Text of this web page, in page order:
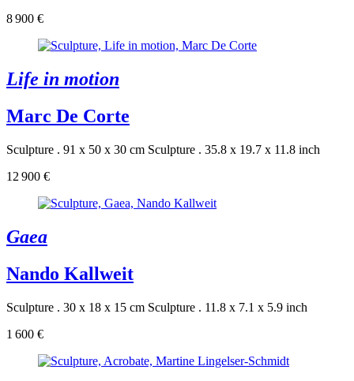
8 900 €
Life in motion
Marc De Corte
Sculpture . 91 x 50 x 30 cm Sculpture . 35.8 x 19.7 x 11.8 inch
12 900 €
Gaea
Nando Kallweit
Sculpture . 30 x 18 x 15 cm Sculpture . 11.8 x 7.1 x 5.9 inch
1 600 €